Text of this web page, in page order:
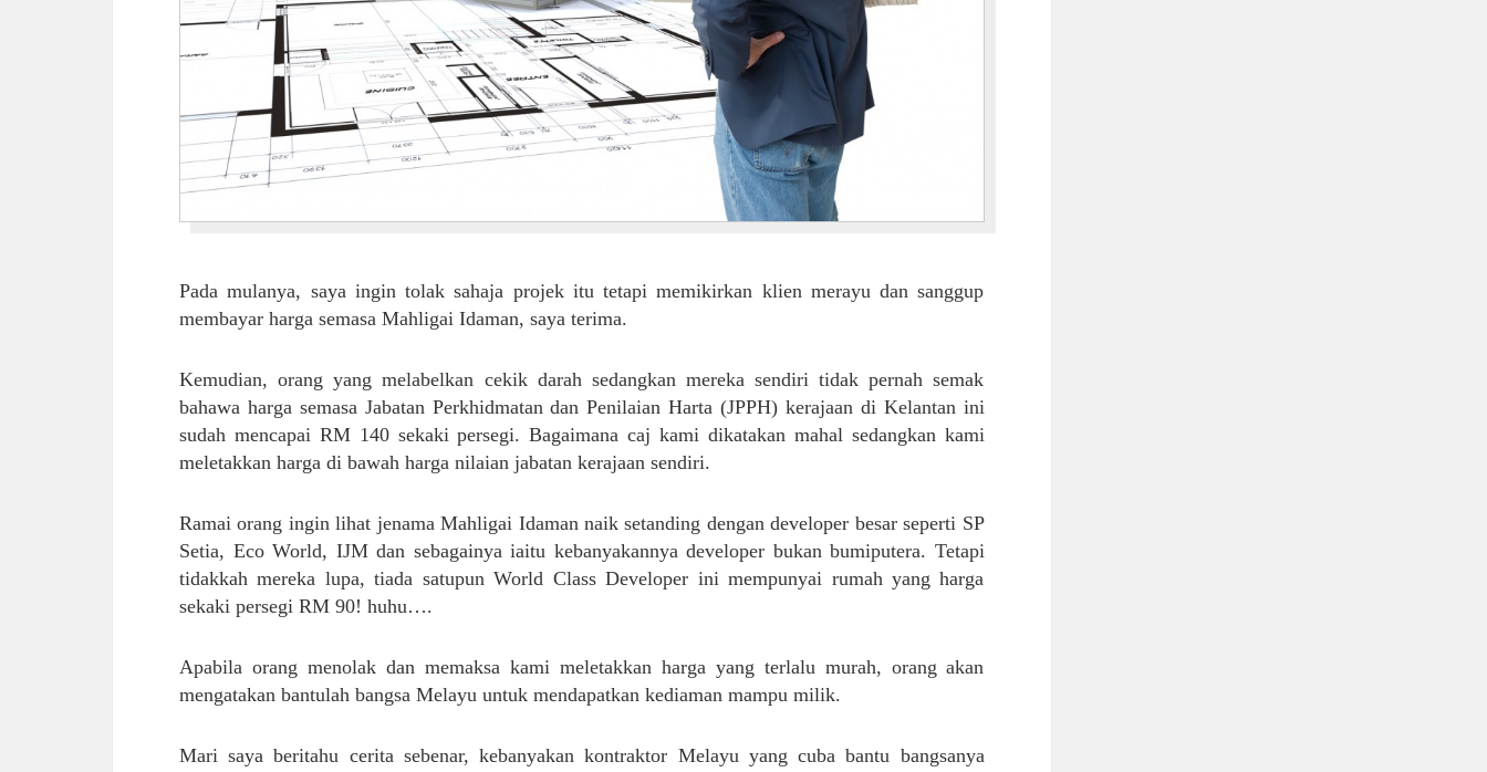
Pada mulanya, saya ingin tolak sahaja projek itu tetapi memikirkan klien merayu dan sanggup
membayar harga semasa Mahligai Idaman, saya terima.
Kemudian, orang yang melabelkan cekik darah sedangkan mereka sendiri tidak pernah semak
bahawa harga semasa Jabatan Perkhidmatan dan Penilaian Harta (JPPH) kerajaan di Kelantan ini
sudah mencapai RM 140 sekaki persegi. Bagaimana caj kami dikatakan mahal sedangkan kami
meletakkan harga di bawah harga nilaian jabatan kerajaan sendiri.
Ramai orang ingin lihat jenama Mahligai Idaman naik setanding dengan developer besar seperti SP
Setia, Eco World, IJM dan sebagainya iaitu kebanyakannya developer bukan bumiputera. Tetapi
tidakkah mereka lupa, tiada satupun World Class Developer ini mempunyai rumah yang harga
sekaki persegi RM 90! huhu….
Apabila orang menolak dan memaksa kami meletakkan harga yang terlalu murah, orang akan
mengatakan bantulah bangsa Melayu untuk mendapatkan kediaman mampu milik.
Mari saya beritahu cerita sebenar, kebanyakan kontraktor Melayu yang cuba bantu bangsanya